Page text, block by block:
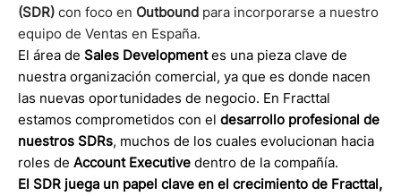
(SDR) con foco en Outbound para incorporarse a nuestro
equipo de Ventas en España.
El área de Sales Developmentes una pieza clave de
nuestra organización comercial, ya que es donde nacen
las nuevas oportunidades de negocio. En Fracttal
estamos comprometidos con el desarrollo profesional de
nuestros SDRs, muchos de los cuales evolucionan hacia
roles de Account Executive dentro de la compañía.
El SDR juega un papel clave en el crecimiento de Fracttal,